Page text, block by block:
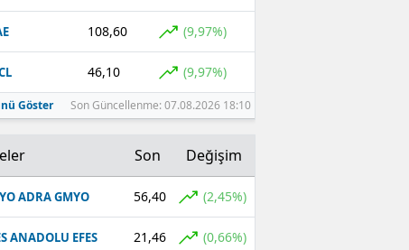
108,60 (9,97%)
46,10 (9,97%)
Göster Son Güncellenme: 07.08.2026 18:10
Son Değişim
ADRA GMYO 56,40 (2,45%)
ANADOLU EFES 21,46 (0,66%)